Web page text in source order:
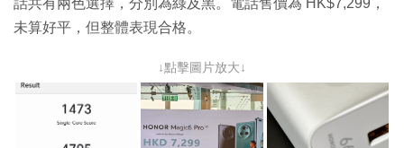
話共有兩色選擇，分別為綠及黑。電話售價為 HK$7,299，
未算好平，但整體表現合格。
↓點擊圖片放大↓